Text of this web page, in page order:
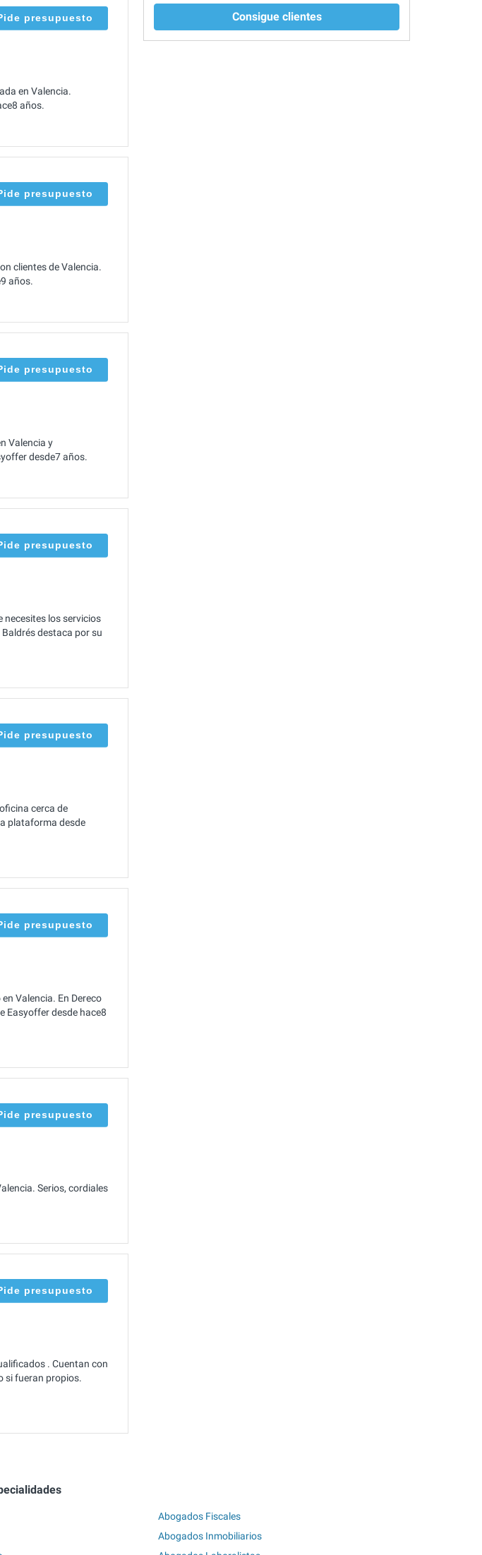
presupuesto
en Valencia.
años.
presupuesto
clientes de Valencia.
años.
presupuesto
Valencia y
desde7 años.
presupuesto
necesites los servicios
destaca por su
presupuesto
cerca de
plataforma desde
presupuesto
Valencia. En Dereco
Easyoffer desde hace8
presupuesto
Serios, cordiales
presupuesto
. Cuentan con
si fueran propios.
Consigue clientes
Abogados Fiscales
Abogados Inmobiliarios